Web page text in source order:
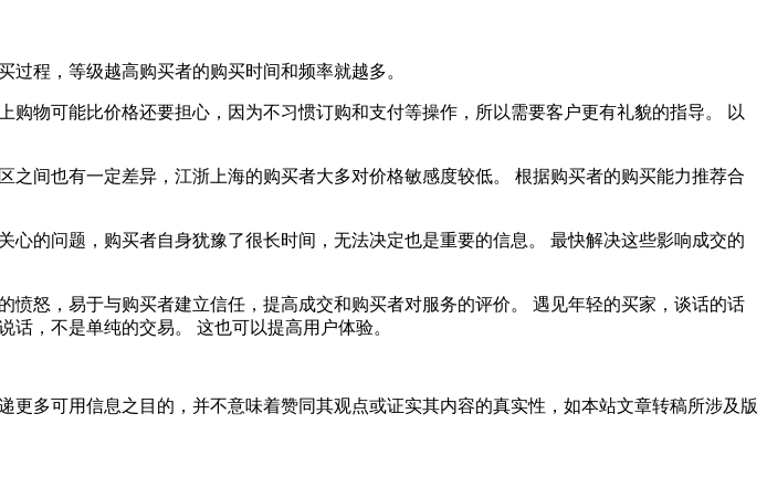
程，等级越高购买者的购买时间和频率就越多。
可能比价格还要担心，因为不习惯订购和支付等操作，所以需要客户更有礼貌的指导。 以
也有一定差异，江浙上海的购买者大多对价格敏感度较低。 根据购买者的购买能力推荐合
问题，购买者自身犹豫了很长时间，无法决定也是重要的信息。 最快解决这些影响成交的
，易于与购买者建立信任，提高成交和购买者对服务的评价。 遇见年轻的买家，谈话的话
，不是单纯的交易。 这也可以提高用户体验。
多可用信息之目的，并不意味着赞同其观点或证实其内容的真实性，如本站文章转稿所涉及版